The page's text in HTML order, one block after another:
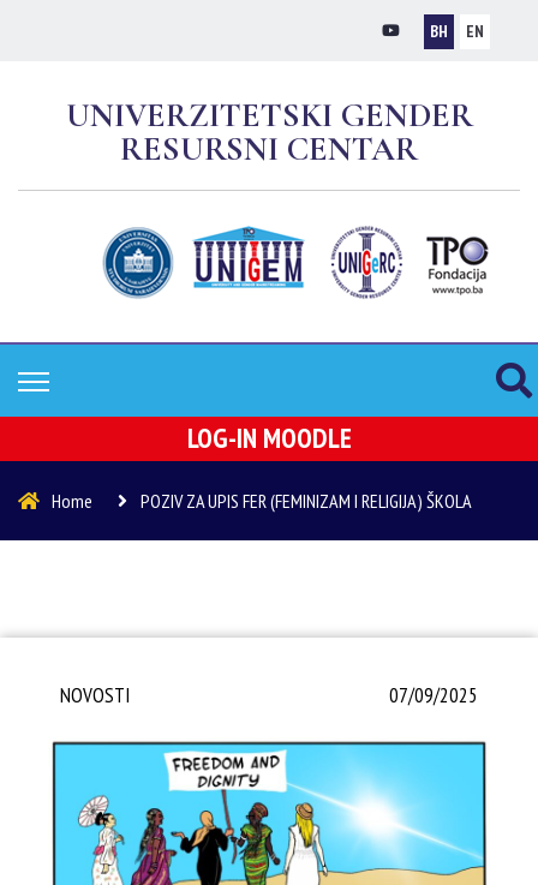
BH EN
UNIVERZITETSKI GENDER
RESURSNI CENTAR
LOG-IN MOODLE
Home POZIV ZA UPIS FER (FEMINIZAM I RELIGIJA) ŠKOLA
07/09/2025
NOVOSTI